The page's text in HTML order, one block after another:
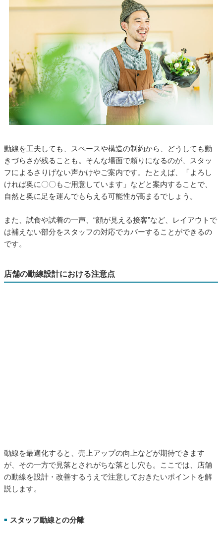
動線を工夫しても、スペースや構造の制約から、どうしても動
きづらさが残ることも。そんな場面で頼りになるのが、スタッ
フによるさりげない声かけやご案内です。たとえば、「よろし
ければ奥に〇〇もご用意しています」などと案内することで、
自然と奥に足を運んでもらえる可能性が高まるでしょう。
また、試食や試着の一声、“顔が見える接客”など、レイアウトで
は補えない部分をスタッフの対応でカバーすることができるの
です。
店舗の動線設計における注意点
動線を最適化すると、売上アップの向上などが期待できます
が、その一方で見落とされがちな落とし穴も。ここでは、店舗
の動線を設計・改善するうえで注意しておきたいポイントを解
説します。
■ スタッフ動線との分離